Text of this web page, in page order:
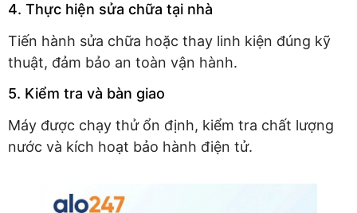
4. Thực hiện sửa chữa tại nhà
Tiến hành sửa chữa hoặc thay linh kiện đúng kỹ
thuật, đảm bảo an toàn vận hành.
5. Kiểm tra và bàn giao
Máy được chạy thử ổn định, kiểm tra chất lượng
nước và kích hoạt bảo hành điện tử.